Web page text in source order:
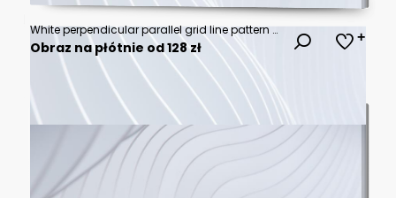
White perpendicular parallel grid line pattern on a navy blue background vector
Obraz na płótnie od 128 zł